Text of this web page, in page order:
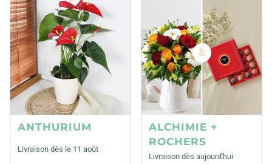
ANTHURIUM
Livraison dès le 11 août
ALCHIMIE +
ROCHERS
Livraison dès aujourd'hui